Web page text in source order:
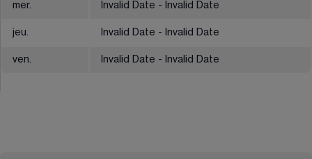
mer. Invalid Date - Invalid Date
jeu. Invalid Date - Invalid Date
ven. Invalid Date - Invalid Date